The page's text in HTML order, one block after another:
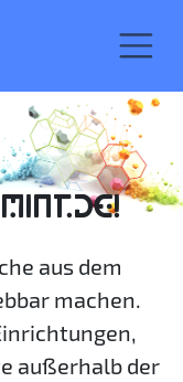
aus dem
machen.
außerhalb der